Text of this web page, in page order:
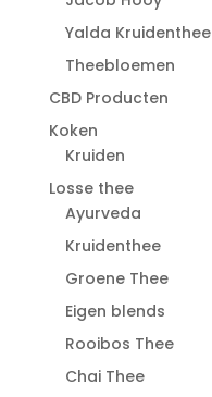
Yalda Kruidenthee
Theebloemen
CBD Producten
Koken
Kruiden
Losse thee
Ayurveda
Kruidenthee
Groene Thee
Eigen blends
Rooibos Thee
Chai Thee